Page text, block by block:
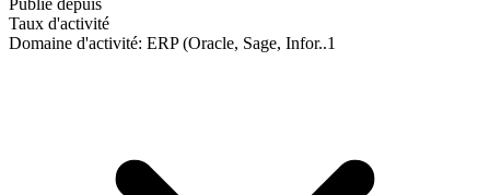
Taux d'activité
Domaine d'activité: ERP (Oracle, Sage, Infor..1